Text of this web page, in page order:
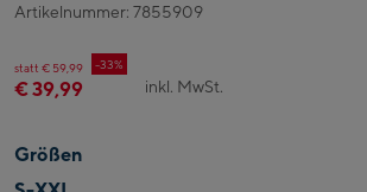
Artikelnummer: 7855909
statt € 59,99 -33%
€ 39,99 inkl. MwSt.
Größen